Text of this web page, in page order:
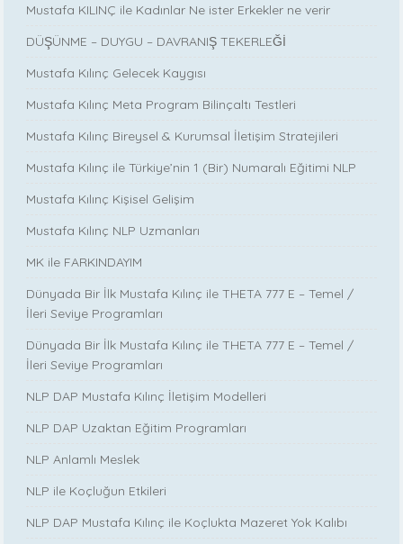
Mustafa KILINÇ ile Kadınlar Ne ister Erkekler ne verir
DÜŞÜNME – DUYGU – DAVRANIŞ TEKERLEĞİ
Mustafa Kılınç Gelecek Kaygısı
Mustafa Kılınç Meta Program Bilinçaltı Testleri
Mustafa Kılınç Bireysel & Kurumsal İletişim Stratejileri
Mustafa Kılınç ile Türkiye’nin 1 (Bir) Numaralı Eğitimi NLP
Mustafa Kılınç Kişisel Gelişim
Mustafa Kılınç NLP Uzmanları
MK ile FARKINDAYIM
Dünyada Bir İlk Mustafa Kılınç ile THETA 777 E – Temel /
İleri Seviye Programları
Dünyada Bir İlk Mustafa Kılınç ile THETA 777 E – Temel /
İleri Seviye Programları
NLP DAP Mustafa Kılınç İletişim Modelleri
NLP DAP Uzaktan Eğitim Programları
NLP Anlamlı Meslek
NLP ile Koçluğun Etkileri
NLP DAP Mustafa Kılınç ile Koçlukta Mazeret Yok Kalıbı